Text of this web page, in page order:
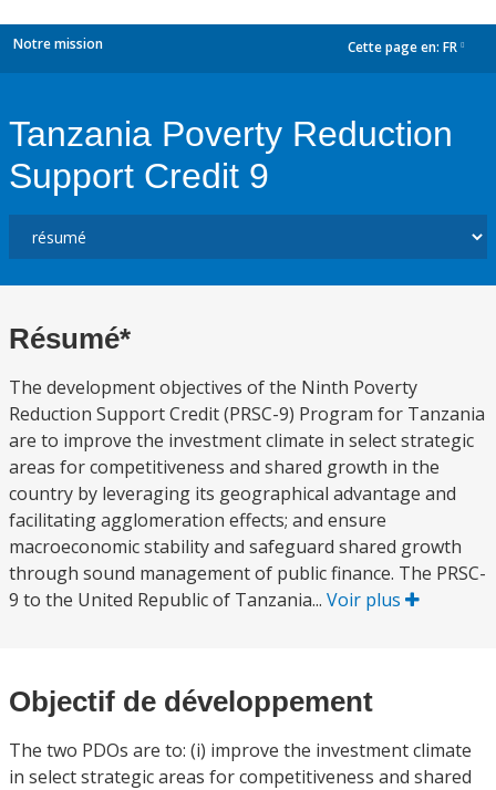
Notre mission Cette page en: FR
Tanzania Poverty Reduction
Support Credit 9
Résumé*
The development objectives of the Ninth Poverty
Reduction Support Credit (PRSC-9) Program for Tanzania
are to improve the investment climate in select strategic
areas for competitiveness and shared growth in the
country by leveraging its geographical advantage and
facilitating agglomeration effects; and ensure
macroeconomic stability and safeguard shared growth
through sound management of public finance. The PRSC-
9 to the United Republic of Tanzania... Voir plus
Objectif de développement
The two PDOs are to: (i) improve the investment climate
in select strategic areas for competitiveness and shared